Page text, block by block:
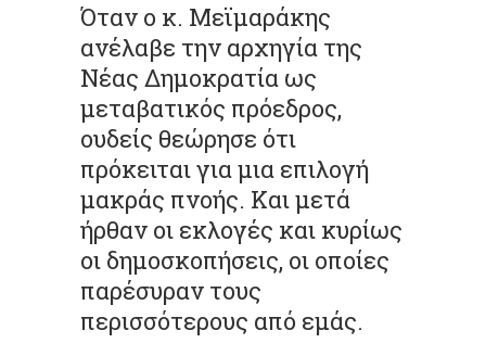
Όταν ο κ. Μεϊμαράκης
ανέλαβε την αρχηγία της
Νέας Δημοκρατία ως
μεταβατικός πρόεδρος,
ουδείς θεώρησε ότι
πρόκειται για μια επιλογή
μακράς πνοής. Και μετά
ήρθαν οι εκλογές και κυρίως
οι δημοσκοπήσεις, οι οποίες
παρέσυραν τους
περισσότερους από εμάς.